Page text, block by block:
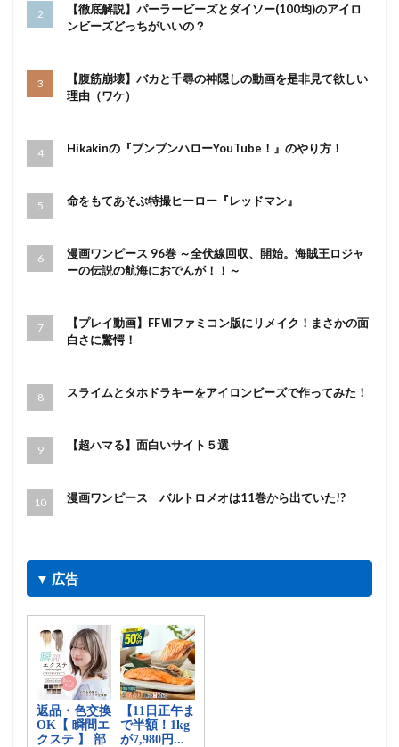
【徹底解説】パーラービーズとダイソー(100均)のアイロ
ンビーズどっちがいいの？
【腹筋崩壊】バカと千尋の神隠しの動画を是非見て欲しい
理由（ワケ）
Hikakinの『ブンブンハローYouTube！』のやり方！
命をもてあそぶ特撮ヒーロー『レッドマン』
漫画ワンピース 96巻 ～全伏線回収、開始。海賊王ロジャ
ーの伝説の航海におでんが！！～
【プレイ動画】FFⅦファミコン版にリメイク！まさかの面
白さに驚愕！
スライムとタホドラキーをアイロンビーズで作ってみた！
【超ハマる】面白いサイト５選
漫画ワンピース バルトロメオは11巻から出ていた!?
▼ 広告